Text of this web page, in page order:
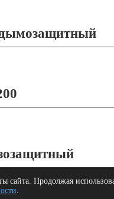
сайта. Продолжая
.